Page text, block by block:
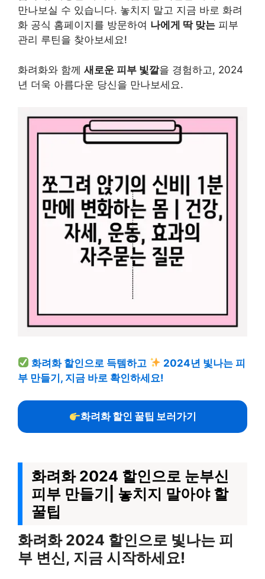
만나보실 수 있습니다. 놓치지 말고 지금 바로 화려
화 공식 홈페이지를 방문하여 나에게 딱 맞는 피부
관리 루틴을 찾아보세요!
화려화와 함께 새로운 피부 빛깔을 경험하고, 2024
년 더욱 아름다운 당신을 만나보세요.
화려화 할인으로 득템하고
2024년 빛나는 피
부 만들기, 지금 바로 확인하세요!
화려화 할인 꿀팁 보러가기
화려화 2024 할인으로 눈부신
피부 만들기| 놓치지 말아야 할
꿀팁
화려화 2024 할인으로 빛나는 피
부 변신, 지금 시작하세요!